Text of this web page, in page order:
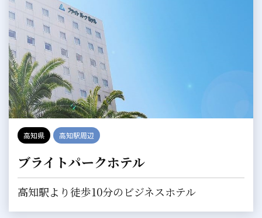
高知県 高知駅周辺
ブライトパークホテル
高知駅より徒歩10分のビジネスホテル